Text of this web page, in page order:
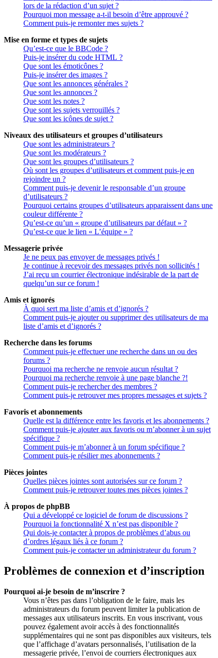
lors de la rédaction d’un sujet ?
Pourquoi mon message a-t-il besoin d’être approuvé ?
Comment puis-je remonter mes sujets ?
Mise en forme et types de sujets
Qu’est-ce que le BBCode ?
Puis-je insérer du code HTML ?
Que sont les émoticônes ?
Puis-je insérer des images ?
Que sont les annonces générales ?
Que sont les annonces ?
Que sont les notes ?
Que sont les sujets verrouillés ?
Que sont les icônes de sujet ?
Niveaux des utilisateurs et groupes d’utilisateurs
Que sont les administrateurs ?
Que sont les modérateurs ?
Que sont les groupes d’utilisateurs ?
Où sont les groupes d’utilisateurs et comment puis-je en
rejoindre un ?
Comment puis-je devenir le responsable d’un groupe
d’utilisateurs ?
Pourquoi certains groupes d’utilisateurs apparaissent dans une
couleur différente ?
Qu’est-ce qu’un « groupe d’utilisateurs par défaut » ?
Qu’est-ce que le lien « L’équipe » ?
Messagerie privée
Je ne peux pas envoyer de messages privés !
Je continue à recevoir des messages privés non sollicités !
J’ai reçu un courrier électronique indésirable de la part de
quelqu’un sur ce forum !
Amis et ignorés
À quoi sert ma liste d’amis et d’ignorés ?
Comment puis-je ajouter ou supprimer des utilisateurs de ma
liste d’amis et d’ignorés ?
Recherche dans les forums
Comment puis-je effectuer une recherche dans un ou des
forums ?
Pourquoi ma recherche ne renvoie aucun résultat ?
Pourquoi ma recherche renvoie à une page blanche ?!
Comment puis-je rechercher des membres ?
Comment puis-je retrouver mes propres messages et sujets ?
Favoris et abonnements
Quelle est la différence entre les favoris et les abonnements ?
Comment puis-je ajouter aux favoris ou m’abonner à un sujet
spécifique ?
Comment puis-je m’abonner à un forum spécifique ?
Comment puis-je résilier mes abonnements ?
Pièces jointes
Quelles pièces jointes sont autorisées sur ce forum ?
Comment puis-je retrouver toutes mes pièces jointes ?
À propos de phpBB
Qui a développé ce logiciel de forum de discussions ?
Pourquoi la fonctionnalité X n’est pas disponible ?
Qui dois-je contacter à propos de problèmes d’abus ou
d’ordres légaux liés à ce forum ?
Comment puis-je contacter un administrateur du forum ?
Problèmes de connexion et d’inscription
Pourquoi ai-je besoin de m’inscrire ?
Vous n’êtes pas dans l’obligation de le faire, mais les
administrateurs du forum peuvent limiter la publication de
messages aux utilisateurs inscrits. En vous inscrivant, vous
pouvez également avoir accès à des fonctionnalités
supplémentaires qui ne sont pas disponibles aux visiteurs, tels
que l’affichage d’avatars personnalisés, l’utilisation de la
messagerie privée, l’envoi de courriers électroniques aux